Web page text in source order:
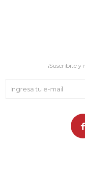
¡Suscribite y
